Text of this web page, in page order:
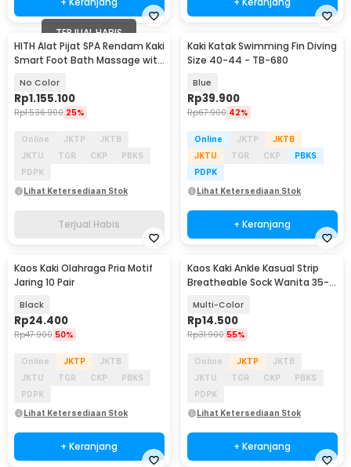
TERJUAL HABIS
HITH Alat Pijat SPA Rendam Kaki
Smart Foot Bath Massage with
No Color
Rp1.155.100
Rp1.536.900 25%
Online JKTP
JKTB
JKTU
TGR CKP
PBKS
PDPK
Lihat Ketersediaan Stok
Terjual Habis
Kaki Katak Swimming Fin Diving
Size 40-44 - TB-680
Blue
Rp39.900
Rp67.900 42%
Online JKTP
JKTB
JKTU
TGR CKP
PBKS
PDPK
Lihat Ketersediaan Stok
+ Keranjang
Kaos Kaki Olahraga Pria Motif
Jaring 10 Pair
Black
Rp24.400
Rp47.900 50%
Online JKTP
JKTB
JKTU
TGR CKP
PBKS
PDPK
Lihat Ketersediaan Stok
+ Keranjang
Kaos Kaki Ankle Kasual Strip
Breatheable Sock Wanita 35-
Multi-Color
Rp14.500
Rp31.900 55%
Online JKTP
JKTB
JKTU
TGR CKP
PBKS
PDPK
Lihat Ketersediaan Stok
+ Keranjang